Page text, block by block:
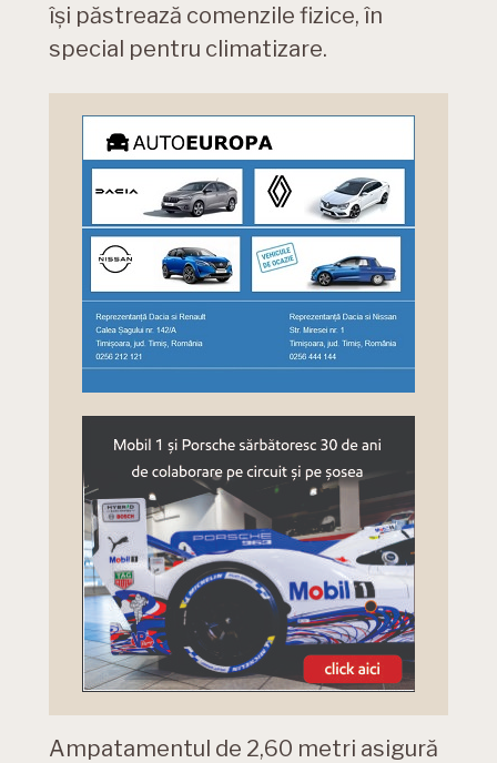
își păstrează comenzile fizice, în
special pentru climatizare.
Ampatamentul de 2,60 metri asigură